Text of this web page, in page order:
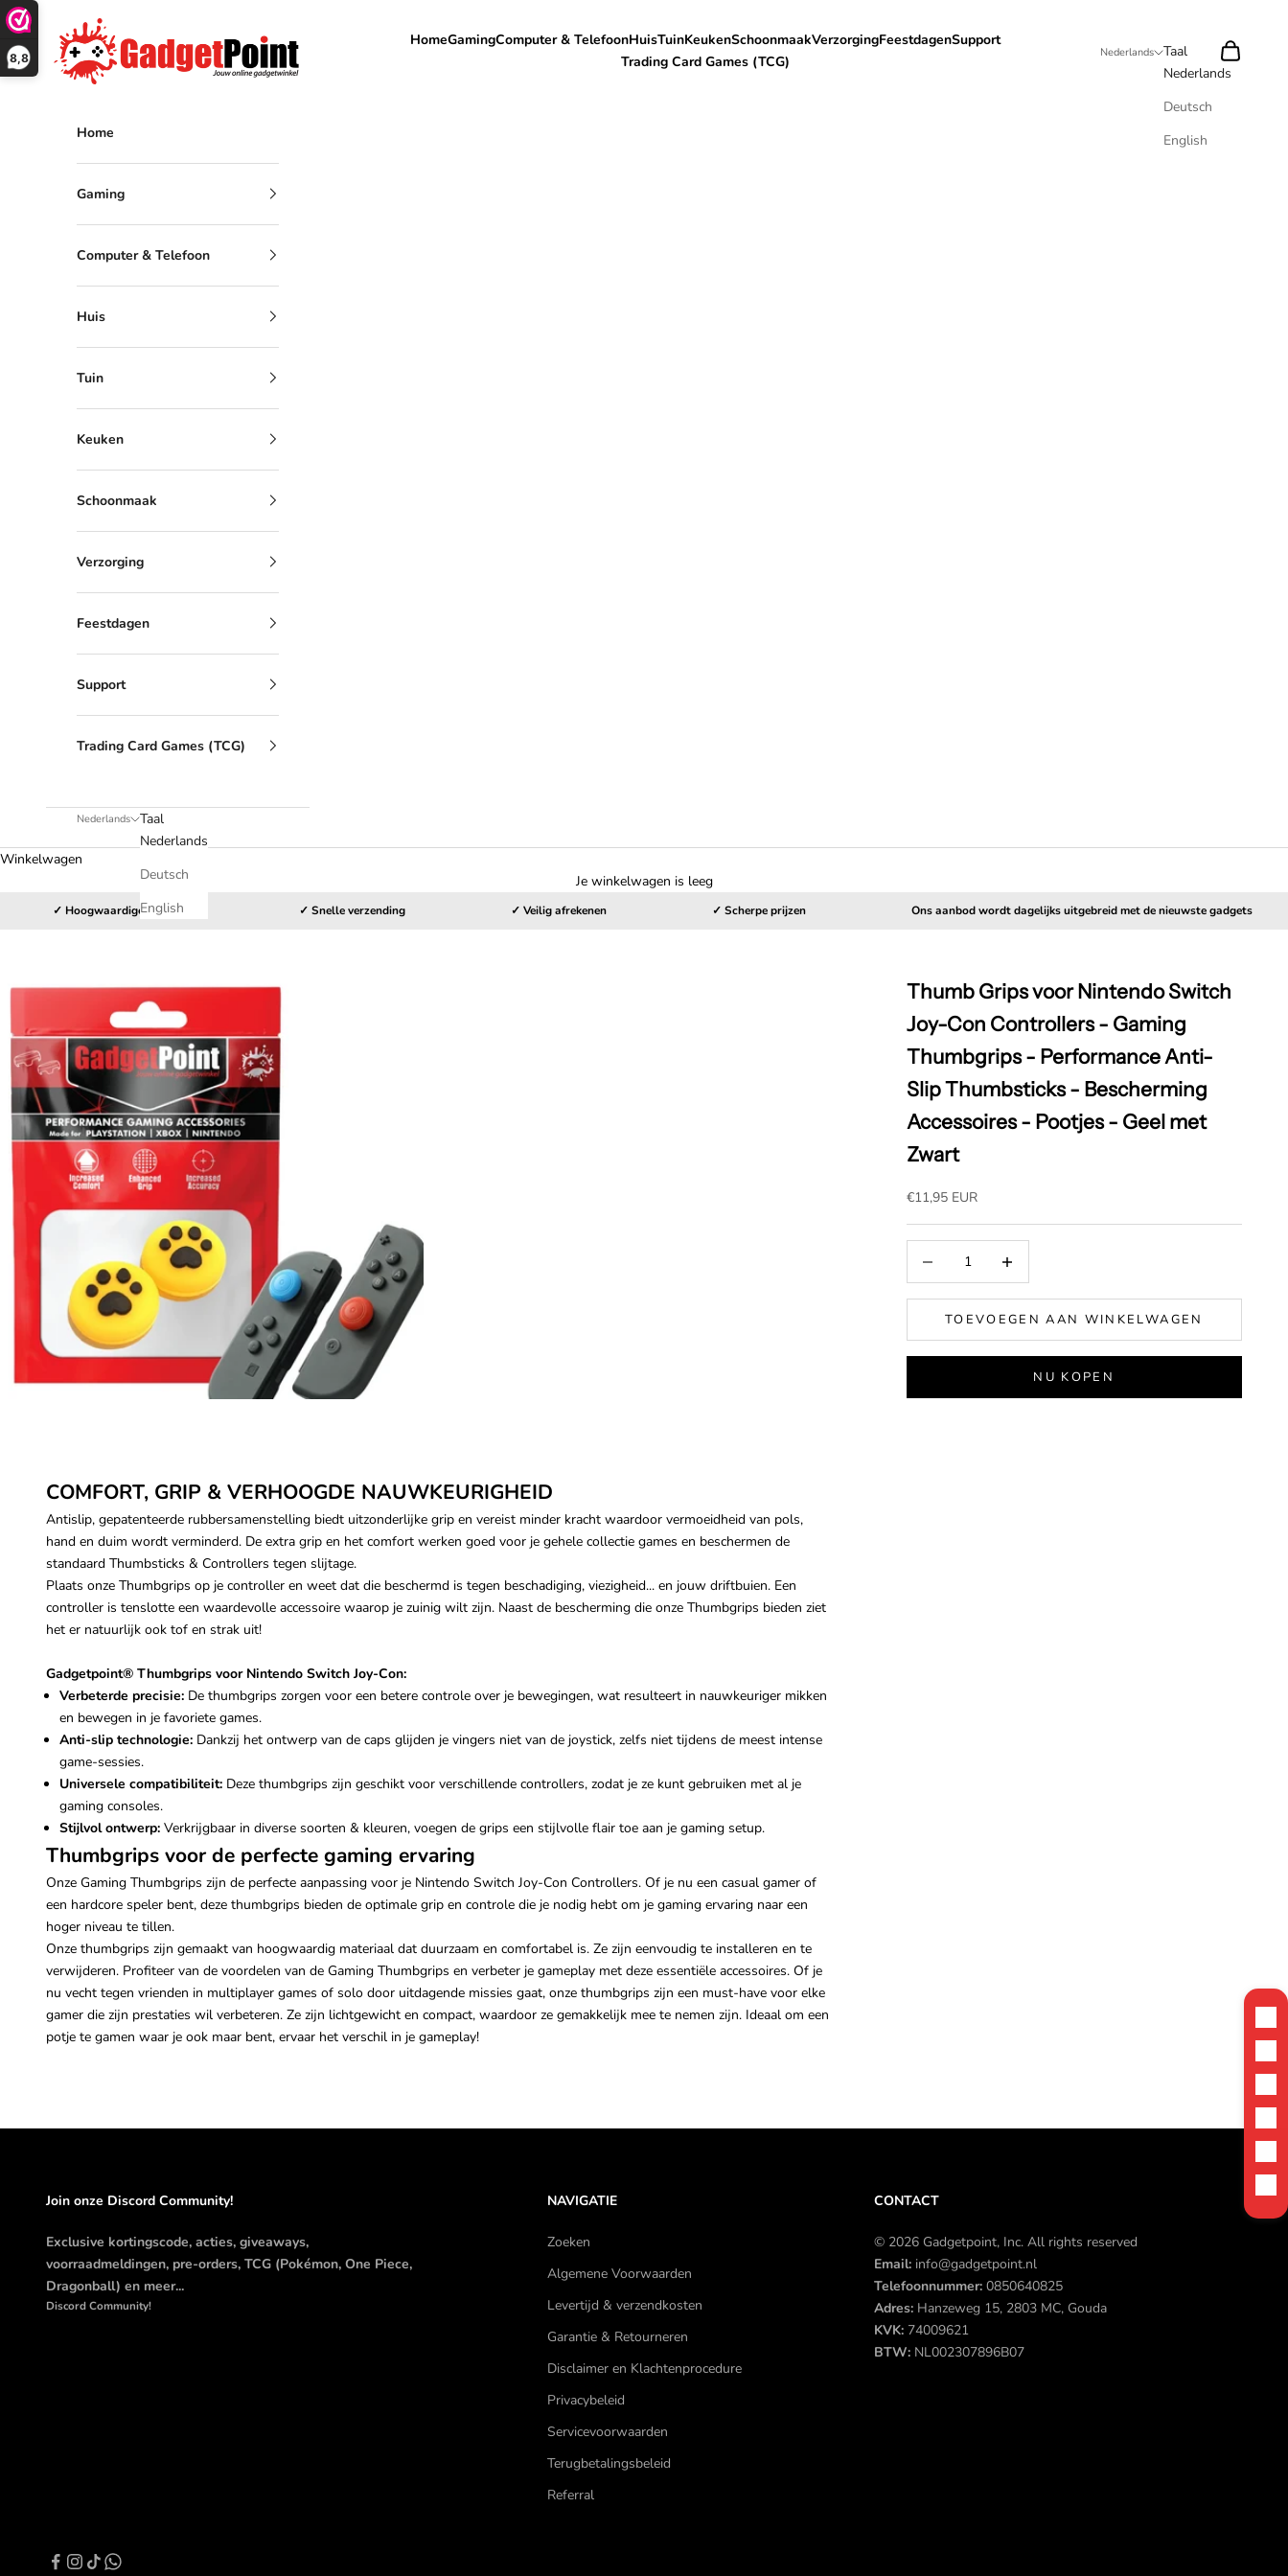
8,8
Naar inhoud
Gadgetpoint
HomeGamingComputer & TelefoonHuisTuinKeukenSchoonmaakVerzorgingFeestdagenSupport
Trading Card Games (TCG)
Nederlands
Taal
Nederlands
Deutsch
English
Zoeken
Home
Gaming
Computer & Telefoon
Huis
Tuin
Keuken
Schoonmaak
Verzorging
Feestdagen
Support
Trading Card Games (TCG)
Nederlands
Taal
Nederlands
Deutsch
English
Winkelwagen
Je winkelwagen is leeg
✓ Hoogwaardige kwaliteit ✓ Snelle verzending ✓ Veilig afrekenen ✓ Scherpe prijzen Ons aanbod wordt dagelijks uitgebreid met de nieuwste gadgets
Thumb Grips voor Nintendo Switch
Joy-Con Controllers - Gaming
Thumbgrips - Performance Anti-
Slip Thumbsticks - Bescherming
Accessoires - Pootjes - Geel met
Zwart
Aanbiedingsprijs
€11,95 EUR
TOEVOEGEN AAN WINKELWAGEN
NU KOPEN
COMFORT, GRIP & VERHOOGDE NAUWKEURIGHEID
Antislip, gepatenteerde rubbersamenstelling biedt uitzonderlijke grip en vereist minder kracht waardoor vermoeidheid van pols,
hand en duim wordt verminderd. De extra grip en het comfort werken goed voor je gehele collectie games en beschermen de
standaard Thumbsticks & Controllers tegen slijtage.
Plaats onze Thumbgrips op je controller en weet dat die beschermd is tegen beschadiging, viezigheid... en jouw driftbuien. Een
controller is tenslotte een waardevolle accessoire waarop je zuinig wilt zijn. Naast de bescherming die onze Thumbgrips bieden ziet
het er natuurlijk ook tof en strak uit!
Gadgetpoint® Thumbgrips voor Nintendo Switch Joy-Con:
Verbeterde precisie: De thumbgrips zorgen voor een betere controle over je bewegingen, wat resulteert in nauwkeuriger mikken
en bewegen in je favoriete games.
Anti-slip technologie: Dankzij het ontwerp van de caps glijden je vingers niet van de joystick, zelfs niet tijdens de meest intense
game-sessies.
Universele compatibiliteit: Deze thumbgrips zijn geschikt voor verschillende controllers, zodat je ze kunt gebruiken met al je
gaming consoles.
Stijlvol ontwerp: Verkrijgbaar in diverse soorten & kleuren, voegen de grips een stijlvolle flair toe aan je gaming setup.
Thumbgrips voor de perfecte gaming ervaring
Onze Gaming Thumbgrips zijn de perfecte aanpassing voor je Nintendo Switch Joy-Con Controllers. Of je nu een casual gamer of
een hardcore speler bent, deze thumbgrips bieden de optimale grip en controle die je nodig hebt om je gaming ervaring naar een
hoger niveau te tillen.
Onze thumbgrips zijn gemaakt van hoogwaardig materiaal dat duurzaam en comfortabel is. Ze zijn eenvoudig te installeren en te
verwijderen. Profiteer van de voordelen van de Gaming Thumbgrips en verbeter je gameplay met deze essentiële accessoires. Of je
nu vecht tegen vrienden in multiplayer games of solo door uitdagende missies gaat, onze thumbgrips zijn een must-have voor elke
gamer die zijn prestaties wil verbeteren. Ze zijn lichtgewicht en compact, waardoor ze gemakkelijk mee te nemen zijn. Ideaal om een
potje te gamen waar je ook maar bent, ervaar het verschil in je gameplay!
Join onze Discord Community!
Exclusive kortingscode, acties, giveaways,
voorraadmeldingen, pre-orders, TCG (Pokémon, One Piece,
Dragonball) en meer...
Discord Community!
NAVIGATIE
Zoeken
Algemene Voorwaarden
Levertijd & verzendkosten
Garantie & Retourneren
Disclaimer en Klachtenprocedure
Privacybeleid
Servicevoorwaarden
Terugbetalingsbeleid
Referral
CONTACT
© 2026 Gadgetpoint, Inc. All rights reserved
Email: info@gadgetpoint.nl
Telefoonnummer: 0850640825
Adres: Hanzeweg 15, 2803 MC, Gouda
KVK: 74009621
BTW: NL002307896B07